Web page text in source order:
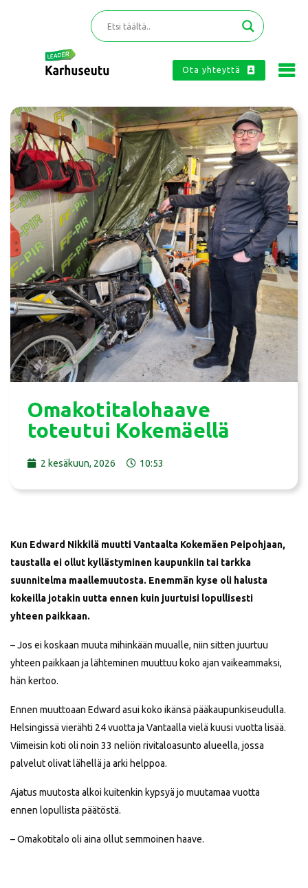
Ota yhteyttä
Omakotitalohaave
toteutui Kokemäellä
2 kesäkuun, 2026 10:53
Kun Edward Nikkilä muutti Vantaalta Kokemäen Peipohjaan,
taustalla ei ollut kyllästyminen kaupunkiin tai tarkka
suunnitelma maallemuutosta. Enemmän kyse oli halusta
kokeilla jotakin uutta ennen kuin juurtuisi lopullisesti
yhteen paikkaan.
– Jos ei koskaan muuta mihinkään muualle, niin sitten juurtuu
yhteen paikkaan ja lähteminen muuttuu koko ajan vaikeammaksi,
hän kertoo.
Ennen muuttoaan Edward asui koko ikänsä pääkaupunkiseudulla.
Helsingissä vierähti 24 vuotta ja Vantaalla vielä kuusi vuotta lisää.
Viimeisin koti oli noin 33 neliön rivitaloasunto alueella, jossa
palvelut olivat lähellä ja arki helppoa.
Ajatus muutosta alkoi kuitenkin kypsyä jo muutamaa vuotta
ennen lopullista päätöstä.
– Omakotitalo oli aina ollut semmoinen haave.